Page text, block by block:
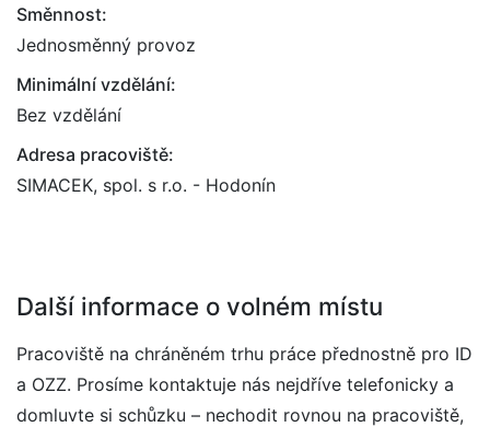
Směnnost:
Jednosměnný provoz
Minimální vzdělání:
Bez vzdělání
Adresa pracoviště:
SIMACEK, spol. s r.o. - Hodonín
Další informace o volném místu
Pracoviště na chráněném trhu práce přednostně pro ID
a OZZ. Prosíme kontaktuje nás nejdříve telefonicky a
domluvte si schůzku – nechodit rovnou na pracoviště,